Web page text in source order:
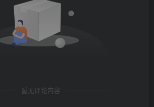
暂无评论内容